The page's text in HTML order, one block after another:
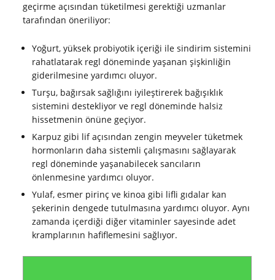
geçirme açısından tüketilmesi gerektiği uzmanlar
tarafından öneriliyor:
Yoğurt, yüksek probiyotik içeriği ile sindirim sistemini
rahatlatarak regl döneminde yaşanan şişkinliğin
giderilmesine yardımcı oluyor.
Turşu, bağırsak sağlığını iyileştirerek bağışıklık
sistemini destekliyor ve regl döneminde halsiz
hissetmenin önüne geçiyor.
Karpuz gibi lif açısından zengin meyveler tüketmek
hormonların daha sistemli çalışmasını sağlayarak
regl döneminde yaşanabilecek sancıların
önlenmesine yardımcı oluyor.
Yulaf, esmer pirinç ve kinoa gibi lifli gıdalar kan
şekerinin dengede tutulmasına yardımcı oluyor. Aynı
zamanda içerdiği diğer vitaminler sayesinde adet
kramplarının hafiflemesini sağlıyor.